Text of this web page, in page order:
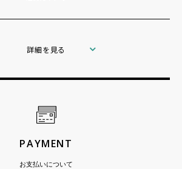
詳細を見る
PAYMENT
お支払いについて